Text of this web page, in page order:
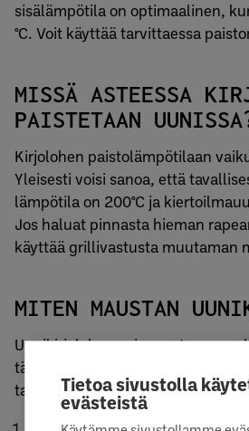
sisälämpötila on optimaalinen,
°C. Voit käyttää tarvittaessa
MISSÄ ASTEESSA
PAISTETAAN
Kirjolohen paistolämpötilaan
Yleisesti voisi sanoa, että
lämpötila on 200°C ja
Jos haluat pinnasta hieman
käyttää grillivastusta muutaman
MITEN MAUSTAN
Uunikirjolohen voi maustaa
tässä on muutama helppo,
tapa testata eri makuja:
Sitruuna-tilli: Ripottele pintaan
Tietoa sivustolla
evästeistä